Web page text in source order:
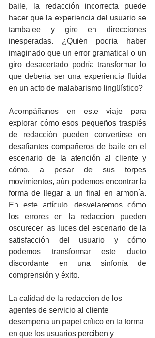
baile, la redacción incorrecta puede
hacer que la experiencia del usuario se
tambalee y gire en direcciones
inesperadas. ¿Quién podría haber
imaginado que un error gramatical o un
giro desacertado podría transformar lo
que debería ser una experiencia fluida
en un acto de malabarismo lingüístico?
Acompáñanos en este viaje para
explorar cómo esos pequeños traspiés
de redacción pueden convertirse en
desafiantes compañeros de baile en el
escenario de la atención al cliente y
cómo, a pesar de sus torpes
movimientos, aún podemos encontrar la
forma de llegar a un final en armonía.
En este artículo, desvelaremos cómo
los errores en la redacción pueden
oscurecer las luces del escenario de la
satisfacción del usuario y cómo
podemos transformar este dueto
discordante en una sinfonía de
comprensión y éxito.
La calidad de la redacción de los
agentes de servicio al cliente
desempeña un papel crítico en la forma
en que los usuarios perciben y